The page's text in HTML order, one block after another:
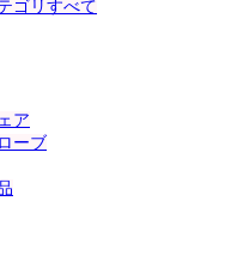
ゴリすべて
ア
ーブ